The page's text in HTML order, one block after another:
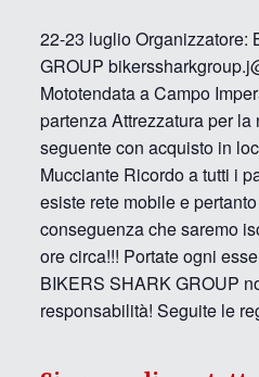
22-23 luglio Organizzatore:
GROUP
Mototendata a Campo
partenza Attrezzatura per
seguente con acquisto in
Mucciante Ricordo a tutti i
esiste rete mobile e
conseguenza che saremo
ore circa!!! Portate ogni
BIKERS SHARK GROUP
responsabilità! Seguite le